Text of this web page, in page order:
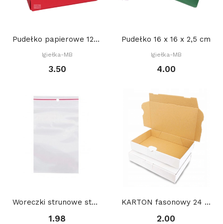
Pudełko papierowe 12 x 17 x 3 cm
Igiełka-MB
3.50
Pudełko 16 x 16 x 2,5 cm
Igiełka-MB
4.00
Woreczki strunowe standardowe: 4 x 6 cm, 100 szt
1.98
KARTON fasonowy 24 x 16 x 5 cm, A5 BIAŁY
2.00